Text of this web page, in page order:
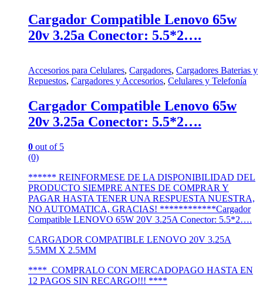
Cargador Compatible Lenovo 65w
20v 3.25a Conector: 5.5*2….
Accesorios para Celulares, Cargadores, Cargadores Baterias y
Repuestos, Cargadores y Accesorios, Celulares y Telefonía
Cargador Compatible Lenovo 65w
20v 3.25a Conector: 5.5*2….
0 out of 5
(0)
****** REINFORMESE DE LA DISPONIBILIDAD DEL
PRODUCTO SIEMPRE ANTES DE COMPRAR Y
PAGAR HASTA TENER UNA RESPUESTA NUESTRA,
NO AUTOMATICA, GRACIAS! ************Cargador
Compatible LENOVO 65W 20V 3.25A Conector: 5.5*2….
CARGADOR COMPATIBLE LENOVO 20V 3.25A
5.5MM X 2.5MM
**** COMPRALO CON MERCADOPAGO HASTA EN
12 PAGOS SIN RECARGO!!! ****